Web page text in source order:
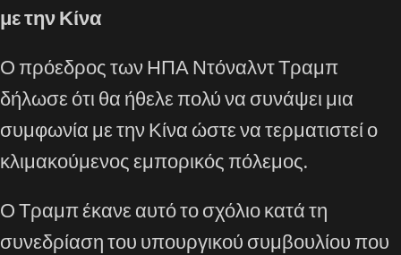
με την Κίνα
Ο πρόεδρος των ΗΠΑ Ντόναλντ Τραμπ
δήλωσε ότι θα ήθελε πολύ να συνάψει μια
συμφωνία με την Κίνα ώστε να τερματιστεί ο
κλιμακούμενος εμπορικός πόλεμος.
Ο Τραμπ έκανε αυτό το σχόλιο κατά τη
συνεδρίαση του υπουργικού συμβουλίου που